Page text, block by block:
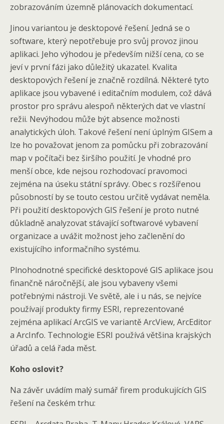
zobrazováním územně plánovacích dokumentací.
Jinou variantou je desktopové řešení. Jedná se o
software, který nepotřebuje pro svůj provoz jinou
aplikaci. Jeho výhodou je především nižší cena, co se
jeví v první fázi jako důležitý ukazatel. Kvalita
desktopových řešení je značně rozdílná. Některé tyto
aplikace jsou vybavené i editačním modulem, což dává
prostor pro správu alespoň některých dat ve vlastní
režii. Nevýhodou může být absence možnosti
analytických úloh. Takové řešení není úplným GISem a
lze ho považovat jenom za pomůcku při zobrazování
map v počítači bez širšího použití. Je vhodné pro
menší obce, kde nejsou rozhodovací pravomoci
zejména na úseku státní správy. Obec s rozšířenou
působností by se touto cestou určitě vydávat neměla.
Při použití desktopových GIS řešení je proto nutné
důkladně analyzovat stávající softwarové vybavení
organizace a uvážit možnost jeho začlenění do
existujícího informačního systému.
Plnohodnotné specifické desktopové GIS aplikace jsou
finančně náročnější, ale jsou vybaveny všemi
potřebnými nástroji. Ve světě, ale i u nás, se nejvíce
používají produkty firmy ESRI, reprezentované
zejména aplikací ArcGIS ve variantě ArcView, ArcEditor
a ArcInfo. Technologie ESRI používá většina krajských
úřadů a celá řada měst.
Koho oslovit?
Na závěr uvádím malý sumář firem produkujících GIS
řešení na českém trhu: